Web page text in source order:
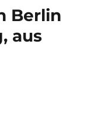
Berlin
aus